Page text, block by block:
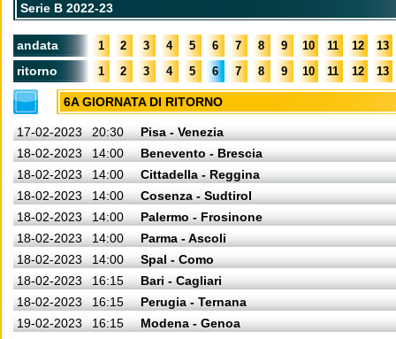
Serie B 2022-23
andata 1 2 3 4 5 6 7 8 9 10 11 12 13
ritorno 1 2 3 4 5 6 7 8 9 10 11 12 13
6A GIORNATA DI RITORNO
17-02-2023 20:30
Pisa - Venezia
18-02-2023
14:00
Benevento - Brescia
18-02-2023
14:00
Cittadella - Reggina
18-02-2023
14:00
Cosenza - Sudtirol
18-02-2023
14:00
Palermo - Frosinone
18-02-2023
14:00
Parma - Ascoli
18-02-2023
14:00
Spal - Como
18-02-2023
16:15
Bari - Cagliari
18-02-2023
16:15
Perugia - Ternana
19-02-2023
16:15 Modena - Genoa